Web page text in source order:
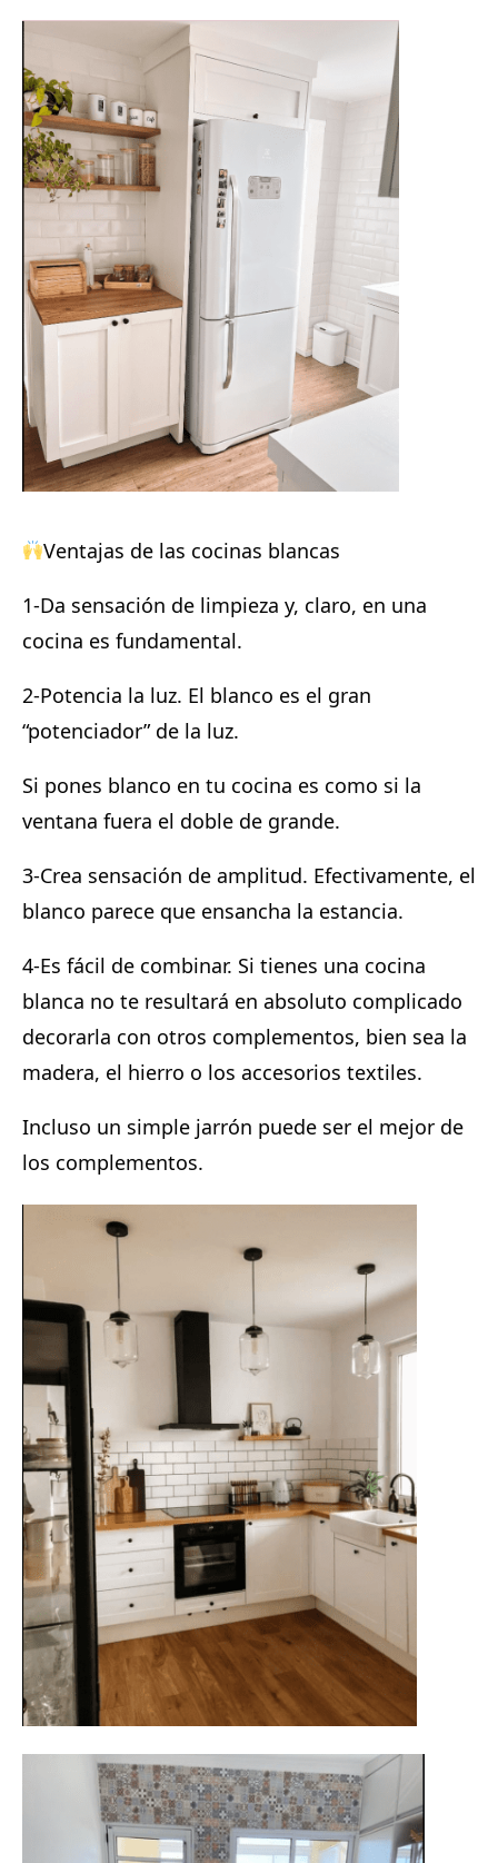
Ventajas de las cocinas blancas
1-Da sensación de limpieza y, claro, en una
cocina es fundamental.
2-Potencia la luz. El blanco es el gran
“potenciador” de la luz.
Si pones blanco en tu cocina es como si la
ventana fuera el doble de grande.
3-Crea sensación de amplitud. Efectivamente, el
blanco parece que ensancha la estancia.
4-Es fácil de combinar. Si tienes una cocina
blanca no te resultará en absoluto complicado
decorarla con otros complementos, bien sea la
madera, el hierro o los accesorios textiles.
Incluso un simple jarrón puede ser el mejor de
los complementos.